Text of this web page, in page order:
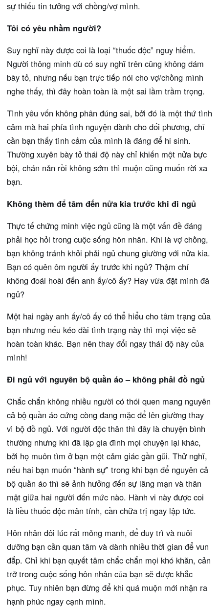
sự thiếu tin tưởng với chồng/vợ mình.
Tôi có yêu nhầm người?
Suy nghĩ này được coi là loại “thuốc độc” nguy hiểm.
Người thông minh dù có suy nghĩ trên cũng không dám
bày tỏ, nhưng nếu bạn trực tiếp nói cho vợ/chồng mình
nghe thấy, thì đây hoàn toàn là một sai lầm trầm trọng.
Tình yêu vốn không phân đúng sai, bởi đó là một thứ tình
cảm mà hai phía tình nguyện dành cho đối phương, chỉ
cần bạn thấy tình cảm của mình là đáng để hi sinh.
Thường xuyên bày tỏ thái độ này chỉ khiến một nửa bực
bội, chán nản rồi không sớm thì muộn cũng muốn rời xa
bạn.
Không thèm để tâm đến nửa kia trước khi đi ngủ
Thực tế chứng minh việc ngủ cũng là một vấn đề đáng
phải học hỏi trong cuộc sống hôn nhân. Khi là vợ chồng,
bạn không tránh khỏi phải ngủ chung giường với nửa kia.
Bạn có quên ôm người ấy trước khi ngủ? Thậm chí
không đoái hoài đến anh ấy/cô ấy? Hay vừa đặt mình đã
ngủ?
Một hai ngày anh ấy/cô ấy có thể hiểu cho tâm trạng của
bạn nhưng nếu kéo dài tình trạng này thì mọi việc sẽ
hoàn toàn khác. Bạn nên thay đổi ngay thái độ này của
mình!
Đi ngủ với nguyên bộ quần áo – không phải đồ ngủ
Chắc chắn không nhiều người có thói quen mang nguyên
cả bộ quần áo cứng còng đang mặc để lên giường thay
vì bộ đồ ngủ. Với người độc thân thì đây là chuyện bình
thường nhưng khi đã lập gia đình mọi chuyện lại khác,
bởi họ muôn tìm ở bạn một cảm giác gần gũi. Thử nghĩ,
nếu hai bạn muốn “hành sự” trong khi bạn để nguyên cả
bộ quần áo thì sẽ ảnh hưởng đến sự lãng mạn và thân
mật giữa hai người đến mức nào. Hành vi này được coi
là liều thuốc độc mãn tính, cần chữa trị ngay lập tức.
Hôn nhân đôi lúc rất mỏng manh, để duy trì và nuôi
dưỡng bạn cần quan tâm và dành nhiều thời gian để vun
đắp. Chỉ khi bạn quyết tâm chắc chắn mọi khó khăn, cản
trở trong cuộc sống hôn nhân của bạn sẽ được khắc
phục. Tuy nhiên bạn đừng để khi quá muộn mới nhận ra
hạnh phúc ngay cạnh mình.